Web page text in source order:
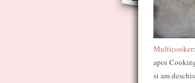
Multicooker
apoi
si am